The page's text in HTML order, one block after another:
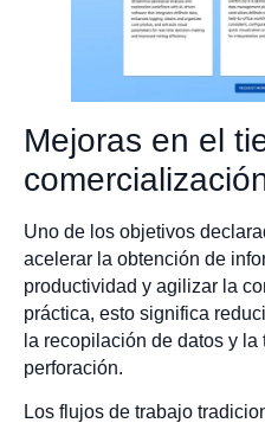
Mejoras en el
Uno de los objetivos
acelerar la obtención de
productividad y agilizar la
práctica, esto significa
la recopilación de datos y
perforación.
Los flujos de trabajo